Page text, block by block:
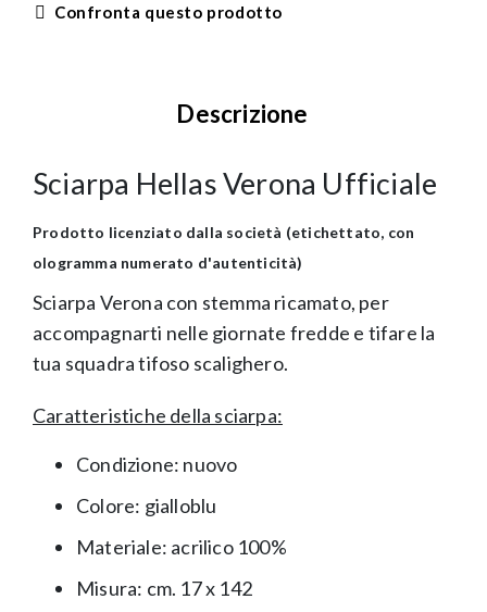
Confronta questo prodotto
Descrizione
Sciarpa Hellas Verona Ufficiale
Prodotto licenziato dalla società (etichettato, con
ologramma numerato d'autenticità)
Sciarpa Verona con stemma ricamato, per
accompagnarti nelle giornate fredde e tifare la
tua squadra tifoso scalighero.
Caratteristiche della sciarpa:
Condizione: nuovo
Colore: gialloblu
Materiale: acrilico 100%
Misura: cm. 17 x 142